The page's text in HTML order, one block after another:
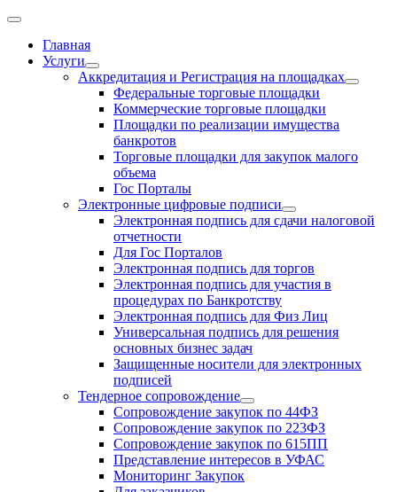
Главная
Услуги
Аккредитация и Регистрация на площадках
Федеральные торговые площадки
Коммерческие торговые площадки
Площадки по реализации имущества
банкротов
Торговые площадки для закупок малого
объема
Гос Порталы
Электронные цифровые подписи
Электронная подпись для сдачи налоговой
отчетности
Для Гос Порталов
Электронная подпись для торгов
Электронная подпись для участия в
процедурах по Банкротству
Электронная подпись для Физ Лиц
Универсальная подпись для решения
основных бизнес задач
Защищенные носители для электронных
подписей
Тендерное сопровождение
Сопровождение закупок по 44ФЗ
Сопровождение закупок по 223ФЗ
Сопровождение закупок по 615ПП
Представление интересов в УФАС
Мониторинг Закупок